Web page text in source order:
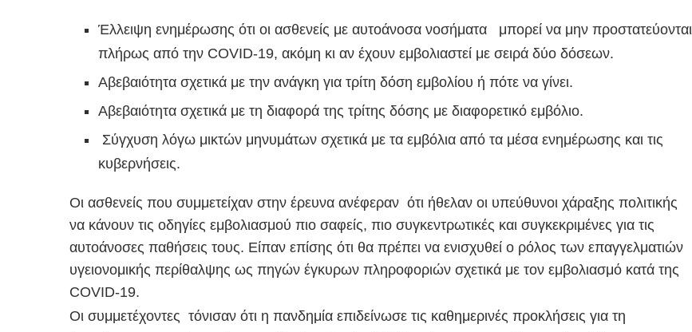
Έλλειψη ενημέρωσης ότι οι ασθενείς με αυτοάνοσα νοσήματα μπορεί να μην προστατεύονται
πλήρως από την COVID-19, ακόμη κι αν έχουν εμβολιαστεί με σειρά δύο δόσεων.
Αβεβαιότητα σχετικά με την ανάγκη για τρίτη δόση εμβολίου ή πότε να γίνει.
Αβεβαιότητα σχετικά με τη διαφορά της τρίτης δόσης με διαφορετικό εμβόλιο.
Σύγχυση λόγω μικτών μηνυμάτων σχετικά με τα εμβόλια από τα μέσα ενημέρωσης και τις
κυβερνήσεις.
Οι ασθενείς που συμμετείχαν στην έρευνα ανέφεραν ότι ήθελαν οι υπεύθυνοι χάραξης πολιτικής
να κάνουν τις οδηγίες εμβολιασμού πιο σαφείς, πιο συγκεντρωτικές και συγκεκριμένες για τις
αυτοάνοσες παθήσεις τους. Είπαν επίσης ότι θα πρέπει να ενισχυθεί ο ρόλος των επαγγελματιών
υγειονομικής περίθαλψης ως πηγών έγκυρων πληροφοριών σχετικά με τον εμβολιασμό κατά της
COVID-19.
Οι συμμετέχοντες τόνισαν ότι η πανδημία επιδείνωσε τις καθημερινές προκλήσεις για τη